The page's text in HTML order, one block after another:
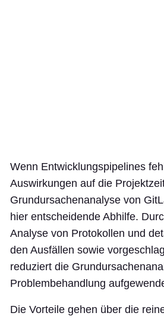
Wenn Entwicklungspipelines
Auswirkungen auf die
Grundursachenanalyse von
hier entscheidende Abhilfe.
Analyse von Protokollen und
den Ausfällen sowie
reduziert die
Problembehandlung
Die Vorteile gehen über die